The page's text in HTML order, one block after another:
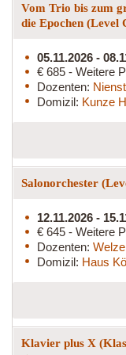
Vom Trio bis zum
die Epochen (Level
05.11.2026 -
€ 685 - Weitere
Dozenten:
Domizil: Kunze
Salonorchester
12.11.2026 -
€ 645 - Weitere
Dozenten:
Domizil: Haus
Klavier plus X